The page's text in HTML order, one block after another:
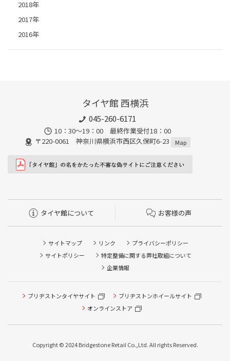
2018年
2017年
2016年
タイヤ館 西横浜
045-260-6171
10：30～19：00 最終作業受付18：00
〒220-0061 神奈川県横浜市西区久保町6-23
Map
タイヤ館について お客様の声
サイトマップ リンク
プライバシーポリシー
サイトポリシー
特定整備に関する弊社取組について
企業情報
ブリヂストンタイヤサイト
ブリヂストンホイールサイト
オンラインストア
Copyright © 2024 Bridgestone Retail Co.,Ltd. All rights Reserved.
タイヤ点検・安全点検/タイヤ履き替え/オイル交換/その他
ピット作業の予約
本日のタイヤ履き替え順番待ち予約 ※クローク契約会員の